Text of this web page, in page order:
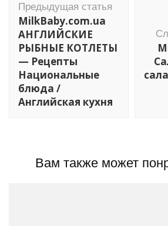
по
записям
Предыдущая статья
MilkBaby.com.ua
АНГЛИЙСКИЕ
РЫБНЫЕ КОТЛЕТЫ
— Рецепты
Национальные
блюда /
Английская кухня
Вам также может